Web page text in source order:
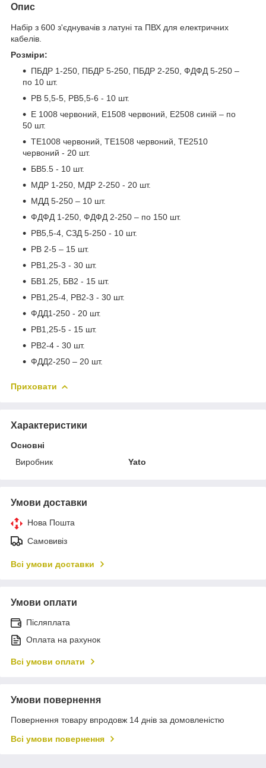
Опис
Набір з 600 з'єднувачів з латуні та ПВХ для електричних
кабелів.
Розміри:
ПБДР 1-250, ПБДР 5-250, ПБДР 2-250, ФДФД 5-250 –
по 10 шт.
РВ 5,5-5, РВ5,5-6 - 10 шт.
Е 1008 червоний, Е1508 червоний, Е2508 синій – по
50 шт.
ТЕ1008 червоний, ТЕ1508 червоний, ТЕ2510
червоний - 20 шт.
БВ5.5 - 10 шт.
МДР 1-250, МДР 2-250 - 20 шт.
МДД 5-250 – 10 шт.
ФДФД 1-250, ФДФД 2-250 – по 150 шт.
РВ5,5-4, СЗД 5-250 - 10 шт.
РВ 2-5 – 15 шт.
РВ1,25-3 - 30 шт.
БВ1.25, БВ2 - 15 шт.
РВ1,25-4, РВ2-3 - 30 шт.
ФДД1-250 - 20 шт.
РВ1,25-5 - 15 шт.
РВ2-4 - 30 шт.
ФДД2-250 – 20 шт.
Приховати
Характеристики
Основні
Виробник
Yato
Умови доставки
Нова Пошта
Самовивіз
Всі умови доставки
Умови оплати
Післяплата
Оплата на рахунок
Всі умови оплати
Умови повернення
Повернення товару впродовж 14 днів за домовленістю
Всі умови повернення